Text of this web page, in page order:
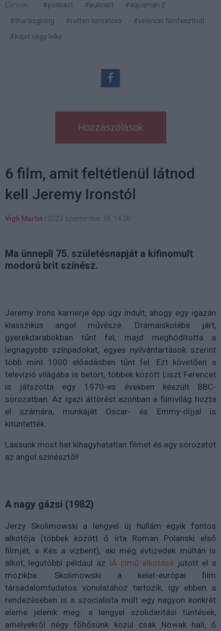
Címkék: #podcast #pulicast
#aquaman 2
#thanksgiving
#rotten tomatoes
#velencei filmfesztivál
#kojot négy lelke
Hozzászólások
6 film, amit feltétlenül látnod
kell Jeremy Ironstól
Vigh Martin 2023 szeptember 19. 14:00
Ma ünnepli 75. születésnapját a kifinomult
modorú brit színész.
Jeremy Irons karrierje épp úgy indult, ahogy egy igazán
klasszikus angol művészé. Drámaiskolába járt,
gyerekdarabokban tűnt fel, majd meghódította a
legnagyobb színpadokat, egyes nyilvántartások szerint
több mint 1000 előadásban tűnt fel. Ezt követően a
televízió világába is betört, többek között Liszt Ferencet
is játszotta egy 1970-es években készült BBC-
sorozatban. Az igazi áttörést azonban a filmvilág hozta
el számára, munkáját Oscar- és Emmy-díjjal is
kitüntették.
Lássunk most hat kihagyhatatlan filmet és egy sorozatot
az angol színésztől!
A nagy gázsi (1982)
Jerzy Skolimowski a lengyel új hullám egyik fontos
alkotója (többek között ő írta Roman Polanski első
filmjét, a Kés a vízbent), aki még évtizedek múltán is
alkot, legutóbbi például az IÁ című alkotása jutott el a
mozikba. Skolimowski a kelet-európai film
társadalomtudatos vonulatához tartozik, így ebben a
rendezésében is a szocialista múlt egy nagyon konkrét
eleme jelenik meg: a lengyel szolidaritási tüntések,
amelyekről négy főhősünk közül csak Nowak hall, ő